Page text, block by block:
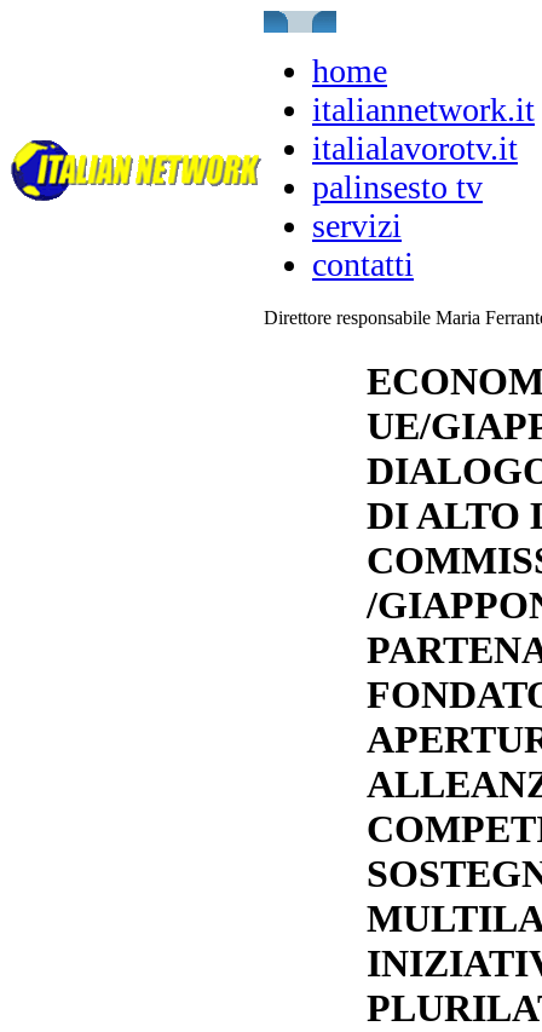
home
italiannetwork.it
italialavorotv.it
palinsesto tv
servizi
contatti
Direttore responsabile Maria
UE/
DI ALTO
/